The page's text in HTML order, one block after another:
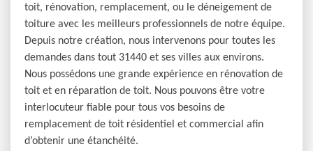
toit, rénovation, remplacement, ou le déneigement de
toiture avec les meilleurs professionnels de notre équipe.
Depuis notre création, nous intervenons pour toutes les
demandes dans tout 31440 et ses villes aux environs.
Nous possédons une grande expérience en rénovation de
toit et en réparation de toit. Nous pouvons être votre
interlocuteur fiable pour tous vos besoins de
remplacement de toit résidentiel et commercial afin
d’obtenir une étanchéité.